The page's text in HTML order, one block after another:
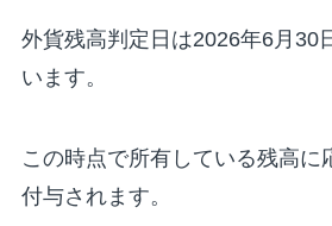
外貨残高判定日は2026年6月30
います。
この時点で所有している残高に
付与されます。